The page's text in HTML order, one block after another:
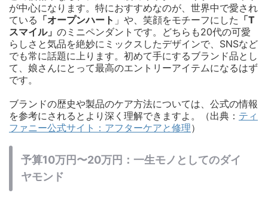
が中心になります。特におすすめなのが、世界中で愛され
ている 「オープンハート 」や、笑顔をモチーフにした 「T
スマイル」 のミニペンダントです。どちらも20代の可愛
らしさと気品を絶妙にミックスしたデザインで、SNSなど
でも常に話題に上ります。初めて手にするブランド品とし
て、娘さんにとって最高のエントリーアイテムになるはず
です。
ブランドの歴史や製品のケア方法については、公式の情報
を参考にされるとより深く理解できますよ。（出典： ティ
ファニー公式サイト：アフターケアと修理）
予算10万円〜20万円：一生モノとしてのダイ
ヤモンド